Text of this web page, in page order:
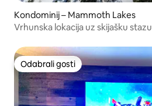
Kondominij – Mammoth Lakes
Vrhunska lokacija uz skijašku stazu
Odabrali gosti
Odabrali gosti